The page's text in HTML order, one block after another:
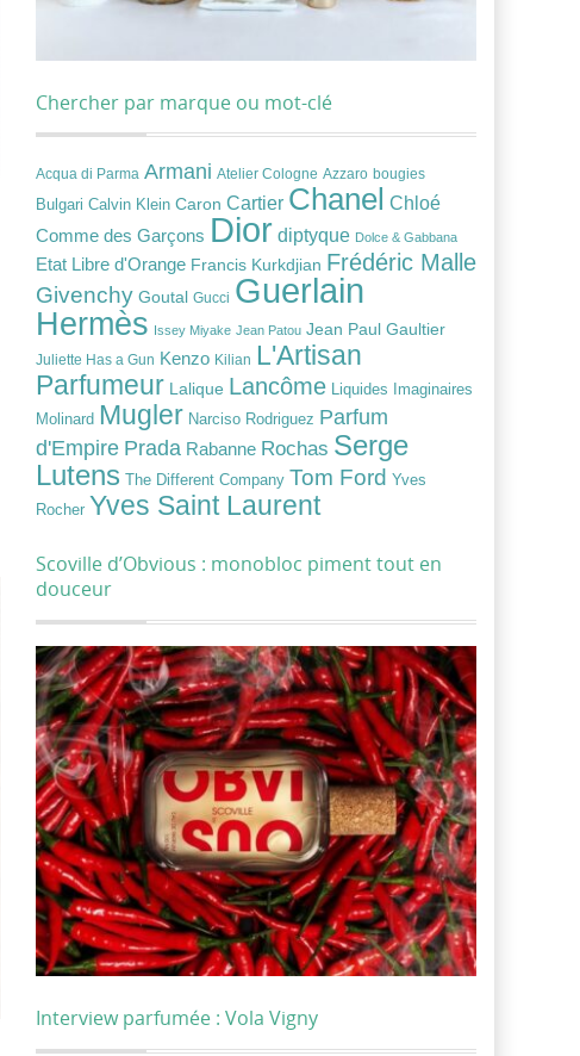
Chercher par marque ou mot-clé
Acqua di Parma Armani Atelier Cologne Azzaro bougies
Bulgari Calvin Klein Caron Cartier Chanel Chloé
Comme des Garçons Dior diptyque Dolce & Gabbana
Etat Libre d'Orange Francis Kurkdjian Frédéric Malle
Givenchy Goutal Gucci Guerlain
Hermès Issey Miyake Jean Patou Jean Paul Gaultier
Juliette Has a Gun Kenzo Kilian L'Artisan
Parfumeur Lalique Lancôme Liquides Imaginaires
Molinard Mugler Narciso Rodriguez Parfum
d'Empire Prada Rabanne Rochas Serge
Lutens
The Different Company Tom Ford Yves
Rocher Yves Saint Laurent
Scoville d’Obvious : monobloc piment tout en
douceur
Interview parfumée : Vola Vigny